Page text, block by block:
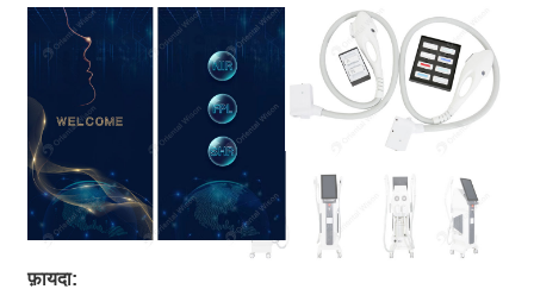
फ़ायदा: